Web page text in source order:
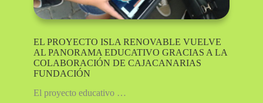
EL PROYECTO ISLA RENOVABLE VUELVE
AL PANORAMA EDUCATIVO GRACIAS A LA
COLABORACIÓN DE CAJACANARIAS
FUNDACIÓN
El proyecto educativo …